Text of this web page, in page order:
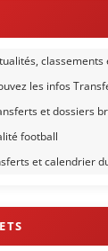
les infos
et dossiers
football
et calendrier